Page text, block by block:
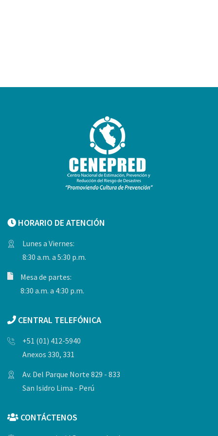
HORARIO DE ATENCIÓN
Lunes a Viernes:
8:30 a.m. a 5:30 p.m.
Mesa de partes:
8:30 a.m. a 4:30 p.m.
CENTRAL TELEFÓNICA
+51 (01) 412-5940
Anexos 330, 331
Av. Del Parque Norte 829 - 833
San Isidro Lima - Perú
CONTÁCTENOS